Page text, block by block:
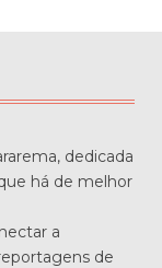
dedicada
há de melhor
a
de